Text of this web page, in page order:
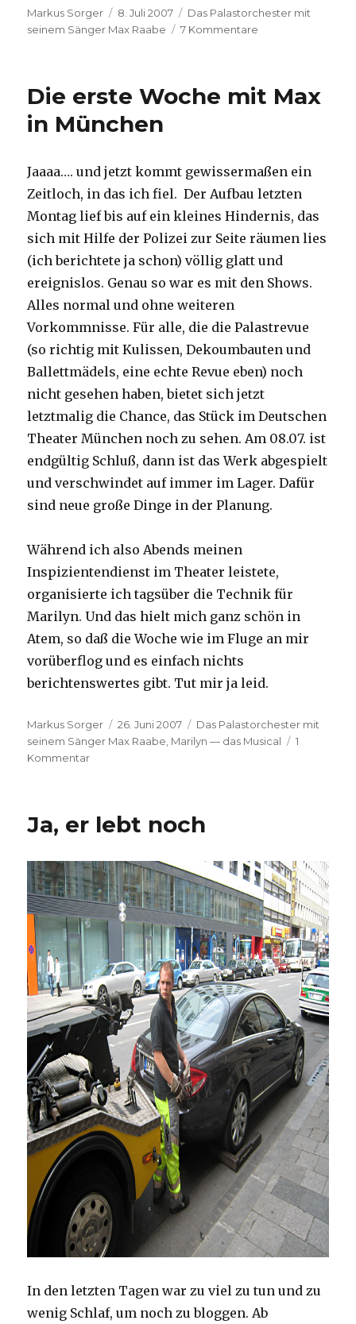
Autor
Markus Sorger
Veröffentlicht
am
8. Juli 2007 Kategorien
Das Palastorchester mit
seinem Sänger Max Raabe
7 Kommentare
wohl
Die erste Woche mit Max
in München
Jaaaa…. und jetzt kommt gewissermaßen ein
Zeitloch, in das ich fiel. Der Aufbau letzten
Montag lief bis auf ein kleines Hindernis, das
sich mit Hilfe der Polizei zur Seite räumen lies
(ich berichtete ja schon) völlig glatt und
ereignislos. Genau so war es mit den Shows.
Alles normal und ohne weiteren
Vorkommnisse. Für alle, die die Palastrevue
(so richtig mit Kulissen, Dekoumbauten und
Ballettmädels, eine echte Revue eben) noch
nicht gesehen haben, bietet sich jetzt
letztmalig die Chance, das Stück im Deutschen
Theater München noch zu sehen. Am 08.07. ist
endgültig Schluß, dann ist das Werk abgespielt
und verschwindet auf immer im Lager. Dafür
sind neue große Dinge in der Planung.
Während ich also Abends meinen
Inspizientendienst im Theater leistete,
organisierte ich tagsüber die Technik für
Marilyn. Und das hielt mich ganz schön in
Atem, so daß die Woche wie im Fluge an mir
vorüberflog und es einfach nichts
berichtenswertes gibt. Tut mir ja leid.
Autor
Markus Sorger
Veröffentlicht
am
26. Juni 2007 Kategorien
Das Palastorchester mit
seinem Sänger Max Raabe Marilyn — das Musical
1
Kommentarzu
mit
München
Ja, er lebt noch
In den letzten Tagen war zu viel zu tun und zu
wenig Schlaf, um noch zu bloggen. Ab